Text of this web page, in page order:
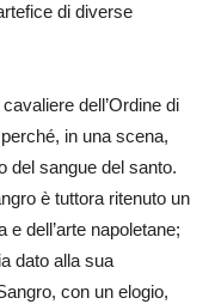
di diverse
dell’Ordine di
in una scena,
del sangue del santo.
è tuttora ritenuto un
dell’arte napoletane;
dato alla sua
con un elogio,